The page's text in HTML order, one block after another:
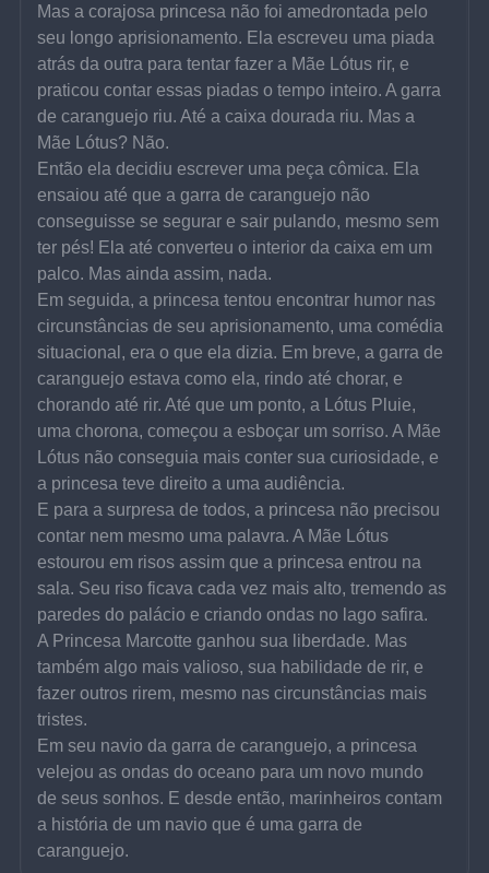
Mas a corajosa princesa não foi amedrontada pelo
seu longo aprisionamento. Ela escreveu uma piada
atrás da outra para tentar fazer a Mãe Lótus rir, e
praticou contar essas piadas o tempo inteiro. A garra
de caranguejo riu. Até a caixa dourada riu. Mas a
Mãe Lótus? Não.
Então ela decidiu escrever uma peça cômica. Ela
ensaiou até que a garra de caranguejo não
conseguisse se segurar e sair pulando, mesmo sem
ter pés! Ela até converteu o interior da caixa em um
palco. Mas ainda assim, nada.
Em seguida, a princesa tentou encontrar humor nas
circunstâncias de seu aprisionamento, uma comédia
situacional, era o que ela dizia. Em breve, a garra de
caranguejo estava como ela, rindo até chorar, e
chorando até rir. Até que um ponto, a Lótus Pluie,
uma chorona, começou a esboçar um sorriso. A Mãe
Lótus não conseguia mais conter sua curiosidade, e
a princesa teve direito a uma audiência.
E para a surpresa de todos, a princesa não precisou
contar nem mesmo uma palavra. A Mãe Lótus
estourou em risos assim que a princesa entrou na
sala. Seu riso ficava cada vez mais alto, tremendo as
paredes do palácio e criando ondas no lago safira.
A Princesa Marcotte ganhou sua liberdade. Mas
também algo mais valioso, sua habilidade de rir, e
fazer outros rirem, mesmo nas circunstâncias mais
tristes.
Em seu navio da garra de caranguejo, a princesa
velejou as ondas do oceano para um novo mundo
de seus sonhos. E desde então, marinheiros contam
a história de um navio que é uma garra de
caranguejo.